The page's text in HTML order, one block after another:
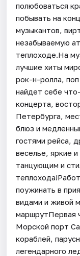
полюбоваться
побывать на
музыкантов,
незабываемую
теплоходе.На
лучшие хиты
рок-н-ролла,
найдет себе
концерта,
Петербурга,
блюз и
гостями рейса,
веселье, яркие
танцующим и
поужинать в
видами и живой
маршрутПервая
Морской порт
кораблей,
легендарного